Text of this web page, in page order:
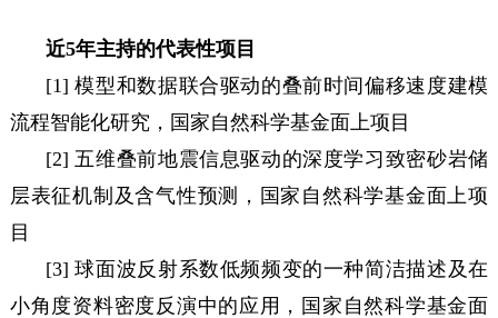
近5年主持的代表性项目
[1] 模型和数据联合驱动的叠前时间偏移速度建模
流程智能化研究，国家自然科学基金面上项目
[2] 五维叠前地震信息驱动的深度学习致密砂岩储
层表征机制及含气性预测，国家自然科学基金面上项
目
[3] 球面波反射系数低频频变的一种简洁描述及在
小角度资料密度反演中的应用，国家自然科学基金面